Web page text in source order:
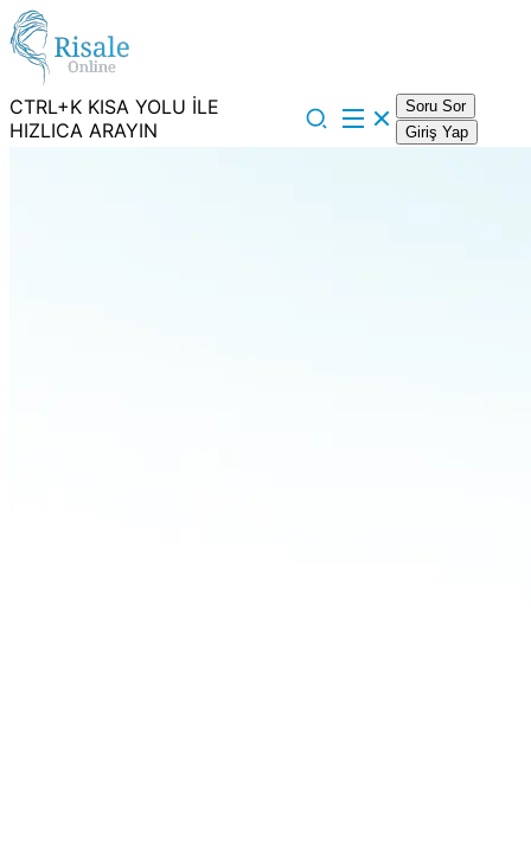
CTRL+K KISA YOLU İLE
HIZLICA ARAYIN
Soru Sor
Giriş Yap